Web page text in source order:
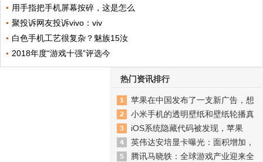
用手指把手机屏幕按碎，这是怎么
聚投诉网友投诉vivo：viv
白色手机工艺很复杂？魅族15汝
2018年度“游戏十强”评选今
热门资讯排行
苹果在中国发布了一支新广告，想
小米手机的透明壁纸和壁纸轮播真
iOS系统隐藏代码被发现，苹果
英伟达安培显卡曝光：面积增加，
腾讯马晓轶：全球游戏产业迎来全